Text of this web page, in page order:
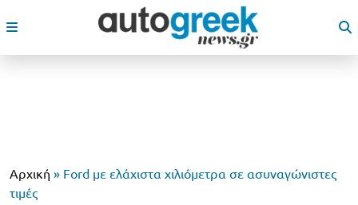
Αρχική » Ford με ελάχιστα χιλιόμετρα σε ασυναγώνιστες
τιμές